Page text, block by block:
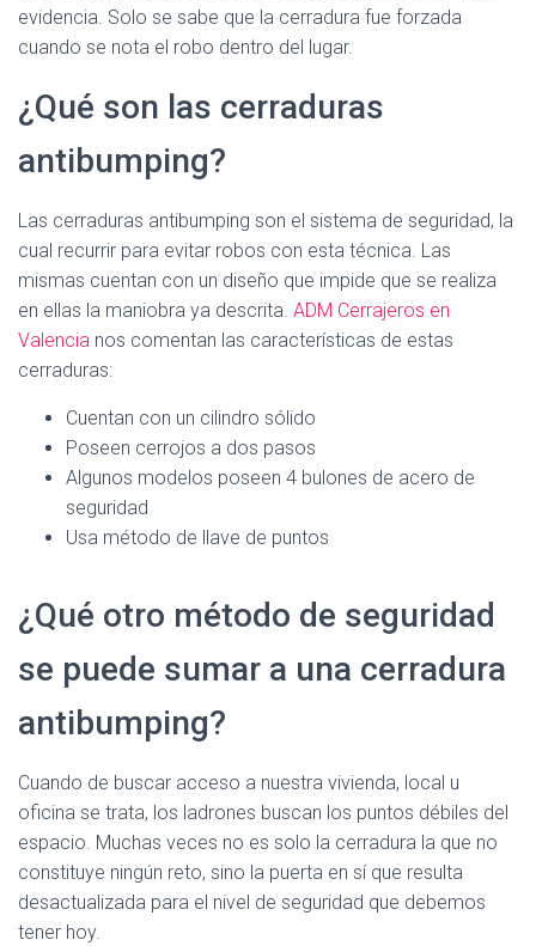
evidencia. Solo se sabe que la cerradura fue forzada
cuando se nota el robo dentro del lugar.
¿Qué son las cerraduras
antibumping?
Las cerraduras antibumping son el sistema de seguridad, la
cual recurrir para evitar robos con esta técnica. Las
mismas cuentan con un diseño que impide que se realiza
en ellas la maniobra ya descrita. ADM Cerrajeros en
Valencia nos comentan las características de estas
cerraduras:
Cuentan con un cilindro sólido
Poseen cerrojos a dos pasos
Algunos modelos poseen 4 bulones de acero de
seguridad
Usa método de llave de puntos
¿Qué otro método de seguridad
se puede sumar a una cerradura
antibumping?
Cuando de buscar acceso a nuestra vivienda, local u
oficina se trata, los ladrones buscan los puntos débiles del
espacio. Muchas veces no es solo la cerradura la que no
constituye ningún reto, sino la puerta en sí que resulta
desactualizada para el nivel de seguridad que debemos
tener hoy.